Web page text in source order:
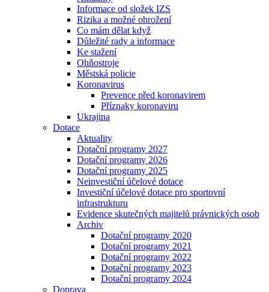
Informace od složek IZS
Rizika a možné ohrožení
Co mám dělat když
Důležité rady a informace
Ke stažení
Ohňostroje
Městská policie
Koronavirus
Prevence před koronavirem
Příznaky koronaviru
Ukrajina
Dotace
Aktuality
Dotační programy 2027
Dotační programy 2026
Dotační programy 2025
Neinvestiční účelové dotace
Investiční účelové dotace pro sportovní
infrastrukturu
Evidence skutečných majitelů právnických osob
Archiv
Dotační programy 2020
Dotační programy 2021
Dotační programy 2022
Dotační programy 2023
Dotační programy 2024
Doprava